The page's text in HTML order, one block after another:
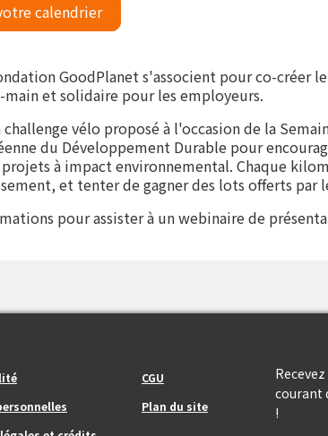
calendrier
GoodPlanet s'associent pour co-créer
et solidaire pour les employeurs.
challenge vélo proposé à l'occasion de la
du Développement Durable pour
à impact environnemental. Chaque
et tenter de gagner des lots offerts par
pour assister à un webinaire de
CGU
Plan du site
courant
!